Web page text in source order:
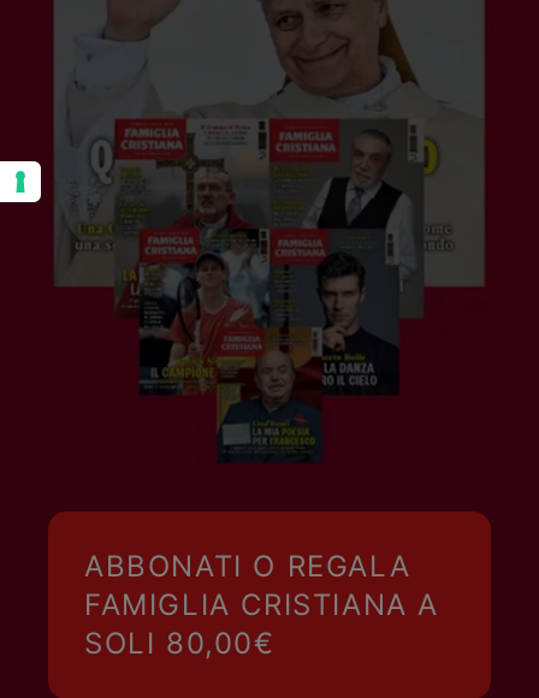
ABBONATI O REGALA
FAMIGLIA CRISTIANA A
SOLI 80,00€